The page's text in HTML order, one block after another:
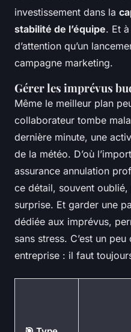
investissement dans la
stabilité de l’équipe. Et
d’attention qu’un
campagne marketing.
Gérer les imprévus
Même le meilleur plan
collaborateur tombe
dernière minute, une
de la météo. D’où
assurance annulation
ce détail, souvent
surprise. Et garder une
dédiée aux imprévus,
sans stress. C’est un
entreprise : il faut